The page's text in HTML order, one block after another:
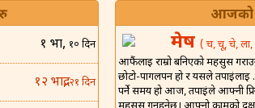
आजको
मेष( च, चू, चे,
आफैंलाई राम्रो बनिएको महसुस
छोटो-पागलपन हो र यसले
पर्ने समय हो आज, तपाईंले आफ्नी
१ भाद्र, १० दिन
१२ भाद्र,२१ दिन